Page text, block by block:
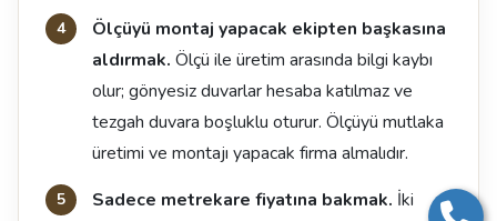
Ölçüyü montaj yapacak ekipten başkasına
aldırmak. Ölçü ile üretim arasında bilgi kaybı
olur; gönyesiz duvarlar hesaba katılmaz ve
tezgah duvara boşluklu oturur. Ölçüyü mutlaka
üretimi ve montajı yapacak firma almalıdır.
Sadece metrekare fiyatına bakmak. İki